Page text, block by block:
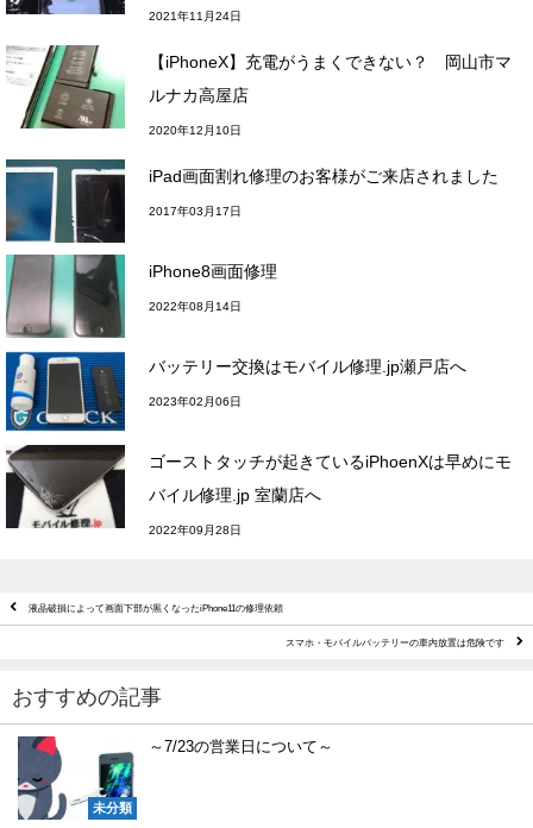
2021年11月24日
【iPhoneX】充電がうまくできない？ 岡山市マ
ルナカ高屋店
2020年12月10日
iPad画面割れ修理のお客様がご来店されました
2017年03月17日
iPhone8画面修理
2022年08月14日
バッテリー交換はモバイル修理.jp瀬戸店へ
2023年02月06日
ゴーストタッチが起きているiPhoenXは早めにモ
バイル修理.jp 室蘭店へ
2022年09月28日
液晶破損によって画面下部が黒くなったiPhone11の修理依頼
スマホ・モバイルバッテリーの車内放置は危険です
おすすめの記事
未分類
～7/23の営業日について～